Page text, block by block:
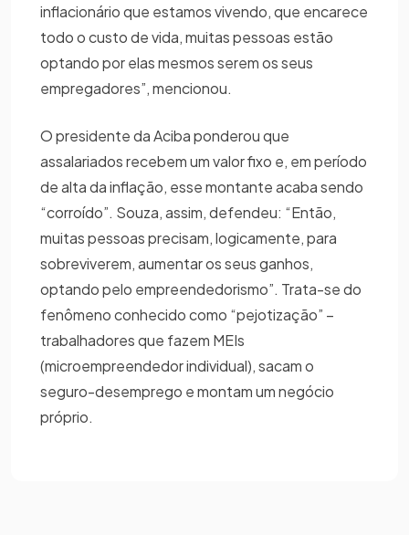
inflacionário que estamos vivendo, que encarece
todo o custo de vida, muitas pessoas estão
optando por elas mesmos serem os seus
empregadores”, mencionou.
O presidente da Aciba ponderou que
assalariados recebem um valor fixo e, em período
de alta da inflação, esse montante acaba sendo
“corroído”. Souza, assim, defendeu: “Então,
muitas pessoas precisam, logicamente, para
sobreviverem, aumentar os seus ganhos,
optando pelo empreendedorismo”. Trata-se do
fenômeno conhecido como “pejotização” –
trabalhadores que fazem MEIs
(microempreendedor individual), sacam o
seguro-desemprego e montam um negócio
próprio.